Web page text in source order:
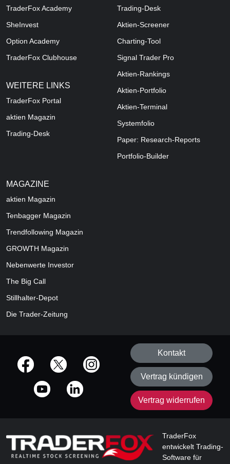
TraderFox Academy
SheInvest
Option Academy
TraderFox Clubhouse
WEITERE LINKS
TraderFox Portal
aktien Magazin
Trading-Desk
Trading-Desk
Aktien-Screener
Charting-Tool
Signal Trader Pro
Aktien-Rankings
Aktien-Portfolio
Aktien-Terminal
Systemfolio
Paper: Research-Reports
Portfolio-Builder
MAGAZINE
aktien Magazin
Tenbagger Magazin
Trendfollowing Magazin
GROWTH Magazin
Nebenwerte Investor
The Big Call
Stillhalter-Depot
Die Trader-Zeitung
offizielle Social Media-Accounts
Kontakt
Vertrag kündigen
Vertrag widerrufen
TraderFox
entwickelt Trading-
Software für